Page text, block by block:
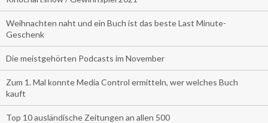
Weihnachten naht und ein Buch ist das beste Last Minute-
Geschenk
Die meistgehörten Podcasts im November
Zum 1. Mal konnte Media Control ermitteln, wer welches Buch
kauft
Top 10 ausländische Zeitungen an allen 500